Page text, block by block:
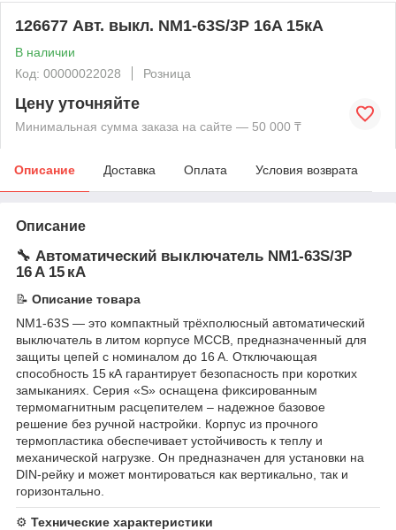
126677 Авт. выкл. NM1-63S/3Р 16A 15кА
В наличии
Код: 00000022028
Розница
Цену уточняйте
Минимальная сумма заказа на сайте — 50 000 ₸
Описание Доставка Оплата Условия возврата
Описание
🔧 Автоматический выключатель NM1‑63S/3P
16 A 15 кА
📝 Описание товара
NM1‑63S — это компактный трёхполюсный автоматический
выключатель в литом корпусе MCCB, предназначенный для
защиты цепей с номиналом до 16 A. Отключающая
способность 15 кА гарантирует безопасность при коротких
замыканиях. Серия «S» оснащена фиксированным
термомагнитным расцепителем – надежное базовое
решение без ручной настройки. Корпус из прочного
термопластика обеспечивает устойчивость к теплу и
механической нагрузке. Он предназначен для установки на
DIN-рейку и может монтироваться как вертикально, так и
горизонтально.
⚙️ Технические характеристики